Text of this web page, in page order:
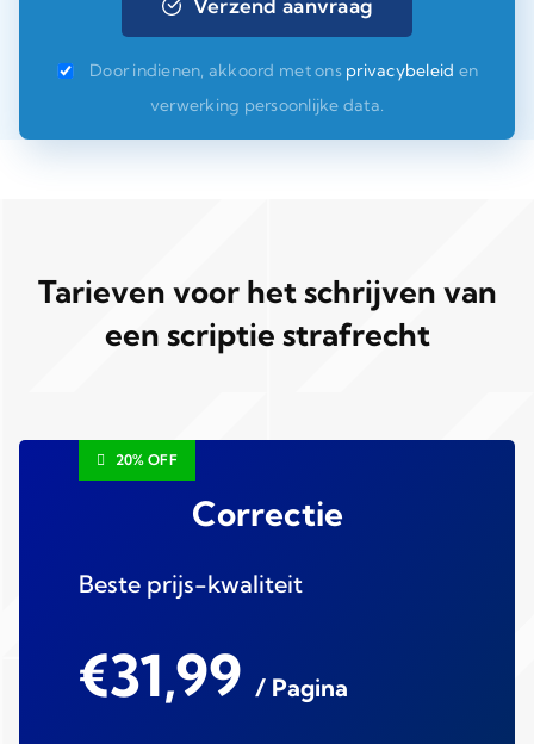
Door indienen, akkoord met ons privacybeleid en
verwerking persoonlijke data.
Tarieven voor het schrijven van
een scriptie strafrecht
20% OFF
Correctie
Beste prijs-kwaliteit
€31,99 / Pagina